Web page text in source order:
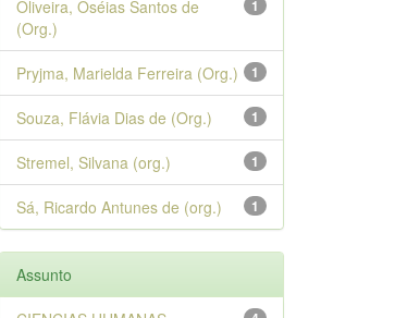
1
Oliveira, Oséias Santos de
(Org.)
1
Pryjma, Marielda Ferreira (Org.)
1
Souza, Flávia Dias de (Org.)
1
Stremel, Silvana (org.)
1
Sá, Ricardo Antunes de (org.)
Assunto